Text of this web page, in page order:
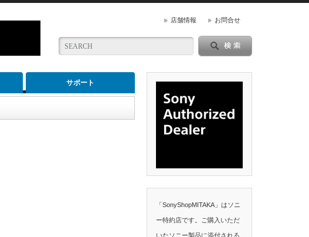
店舗情報 お問合せ
サポート
「SonyShopMITAKA」はソニ
ー特約店です。ご購入いただ
いたソニー製品に添付される